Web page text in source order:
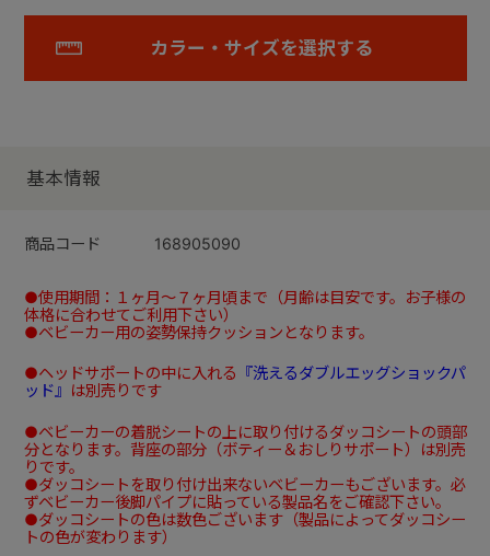
カラー・サイズを選択する
基本情報
商品コード 168905090
●使用期間：１ヶ月～７ヶ月頃まで（月齢は目安です。お子様の
体格に合わせてご利用下さい）
●ベビーカー用の姿勢保持クッションとなります。
●ヘッドサポートの中に入れる 『洗えるダブルエッグショックパ
ッド』 は別売りです
●ベビーカーの着脱シートの上に取り付けるダッコシートの頭部
分となります。背座の部分（ボティー＆おしりサポート）は別売
りです。
●ダッコシートを取り付け出来ないベビーカーもございます。必
ずベビーカー後脚パイプに貼っている製品名をご確認下さい。
●ダッコシートの色は数色ございます（製品によってダッコシー
トの色が変わります）